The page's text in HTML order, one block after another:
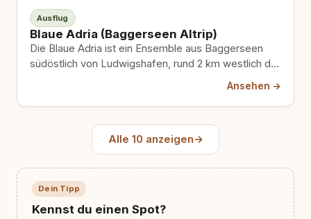
Ausflug
Blaue Adria (Baggerseen Altrip)
Die Blaue Adria ist ein Ensemble aus Baggerseen
südöstlich von Ludwigshafen, rund 2 km westlich der
Ansehen →
Alle 10 anzeigen→
Dein Tipp
Kennst du einen Spot?